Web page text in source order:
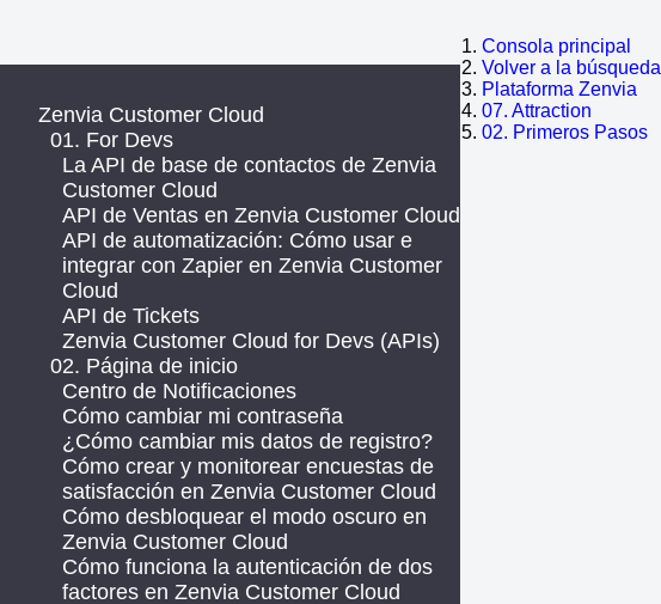
Consola principal
Volver a la búsqueda
Plataforma Zenvia
07. Attraction
02. Primeros Pasos
Zenvia Customer Cloud
01. For Devs
La API de base de contactos de Zenvia
Customer Cloud
API de Ventas en Zenvia Customer Cloud
API de automatización: Cómo usar e
integrar con Zapier en Zenvia Customer
Cloud
API de Tickets
Zenvia Customer Cloud for Devs (APIs)
02. Página de inicio
Centro de Notificaciones
Cómo cambiar mi contraseña
¿Cómo cambiar mis datos de registro?
Cómo crear y monitorear encuestas de
satisfacción en Zenvia Customer Cloud
Cómo desbloquear el modo oscuro en
Zenvia Customer Cloud
Cómo funciona la autenticación de dos
factores en Zenvia Customer Cloud